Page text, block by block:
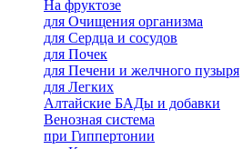
На фруктозе
для Очищения организма
для Сердца и сосудов
для Почек
для Печени и желчного пузыря
для Легких
Алтайские БАДы и добавки
Венозная система
при Гиппертонии